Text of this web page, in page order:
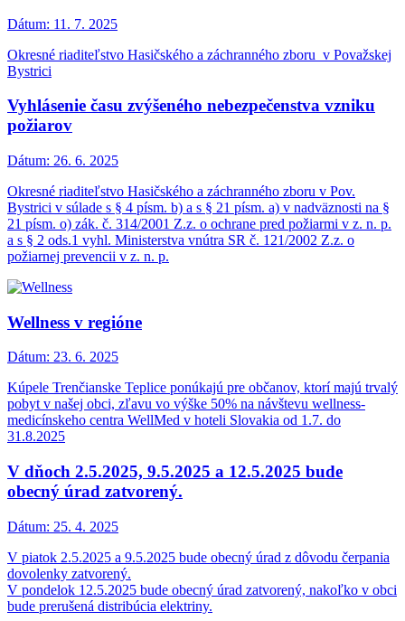
Dátum: 11. 7. 2025
Okresné riaditeľstvo Hasičského a záchranného zboru v Považskej
Bystrici
Vyhlásenie času zvýšeného nebezpečenstva vzniku
požiarov
Dátum: 26. 6. 2025
Okresné riaditeľstvo Hasičského a záchranného zboru v Pov.
Bystrici v súlade s § 4 písm. b) a s § 21 písm. a) v nadväznosti na §
21 písm. o) zák. č. 314/2001 Z.z. o ochrane pred požiarmi v z. n. p.
a s § 2 ods.1 vyhl. Ministerstva vnútra SR č. 121/2002 Z.z. o
požiarnej prevencii v z. n. p.
Wellness v regióne
Dátum: 23. 6. 2025
Kúpele Trenčianske Teplice ponúkajú pre občanov, ktorí majú trvalý
pobyt v našej obci, zľavu vo výške 50% na návštevu wellness-
medicínskeho centra WellMed v hoteli Slovakia od 1.7. do
31.8.2025
V dňoch 2.5.2025, 9.5.2025 a 12.5.2025 bude
obecný úrad zatvorený.
Dátum: 25. 4. 2025
V piatok 2.5.2025 a 9.5.2025 bude obecný úrad z dôvodu čerpania
dovolenky zatvorený.
V pondelok 12.5.2025 bude obecný úrad zatvorený, nakoľko v obci
bude prerušená distribúcia elektriny.